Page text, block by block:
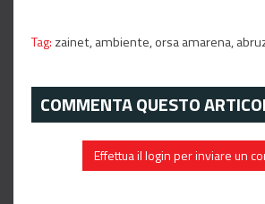
Tag: zainet,ambiente,orsa amarena,
COMMENTA QUESTO
Effettua il login per inviare un